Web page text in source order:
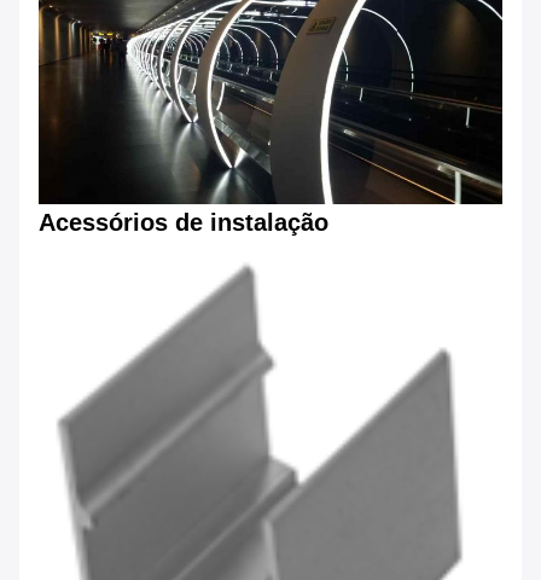
Acessórios de instalação